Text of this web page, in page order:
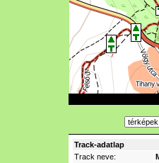
Track-adatlap
Track neve: